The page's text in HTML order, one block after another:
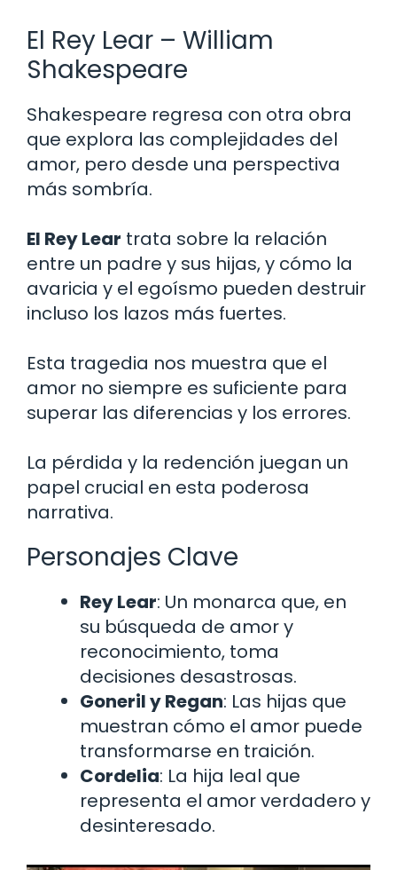
El Rey Lear – William
Shakespeare
Shakespeare regresa con otra obra
que explora las complejidades del
amor, pero desde una perspectiva
más sombría.
El Rey Lear trata sobre la relación
entre un padre y sus hijas, y cómo la
avaricia y el egoísmo pueden destruir
incluso los lazos más fuertes.
Esta tragedia nos muestra que el
amor no siempre es suficiente para
superar las diferencias y los errores.
La pérdida y la redención juegan un
papel crucial en esta poderosa
narrativa.
Personajes Clave
Rey Lear: Un monarca que, en
su búsqueda de amor y
reconocimiento, toma
decisiones desastrosas.
Goneril y Regan: Las hijas que
muestran cómo el amor puede
transformarse en traición.
Cordelia: La hija leal que
representa el amor verdadero y
desinteresado.